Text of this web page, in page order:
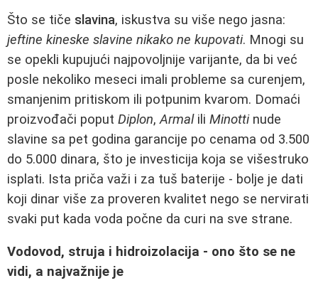
Što se tiče slavina, iskustva su više nego jasna:
jeftine kineske slavine nikako ne kupovati. Mnogi su
se opekli kupujući najpovoljnije varijante, da bi već
posle nekoliko meseci imali probleme sa curenjem,
smanjenim pritiskom ili potpunim kvarom. Domaći
proizvođači poput Diplon,Armalili Minottinude
slavine sa pet godina garancije po cenama od 3.500
do 5.000 dinara, što je investicija koja se višestruko
isplati. Ista priča važi i za tuš baterije - bolje je dati
koji dinar više za proveren kvalitet nego se nervirati
svaki put kada voda počne da curi na sve strane.
Vodovod, struja i hidroizolacija - ono što se ne
vidi, a najvažnije je